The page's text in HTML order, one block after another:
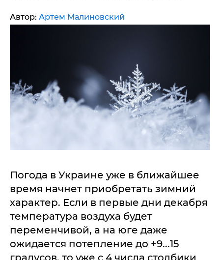
Автор: Артем Малиновский
Погода в Украине уже в ближайшее
время начнет приобретать зимний
характер. Если в первые дни декабря
температура воздуха будет
переменчивой, а на юге даже
ожидается потепление до +9...15
градусов, то уже с 4 числа столбики